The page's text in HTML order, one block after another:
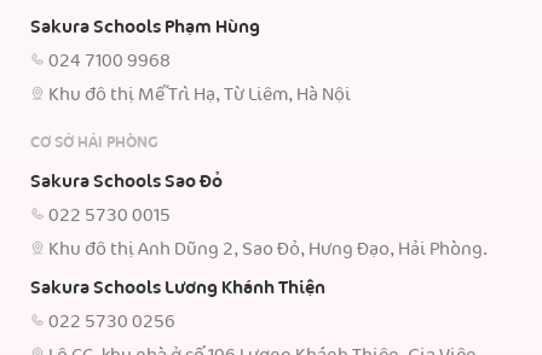
Sakura Schools Phạm Hùng
024 7100 9968
Khu đô thị Mễ Trì Hạ, Từ Liêm, Hà Nội
CƠ SỞ HẢI PHÒNG
Sakura Schools Sao Đỏ
022 5730 0015
Khu đô thị Anh Dũng 2, Sao Đỏ, Hưng Đạo, Hải Phòng.
Sakura Schools Lương Khánh Thiện
022 5730 0256